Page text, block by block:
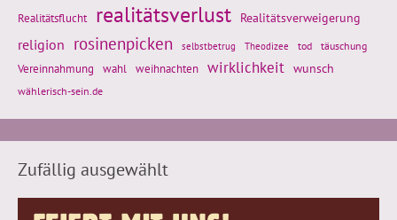
Realitätsflucht realitätsverlust Realitätsverweigerung
religion rosinenpicken selbstbetrug Theodizee tod täuschung
Vereinnahmung wahl weihnachten wirklichkeit wunsch
wählerisch-sein.de
Zufällig ausgewählt